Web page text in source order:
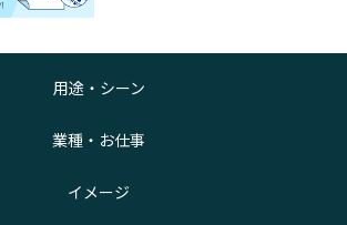
用途・シーン
業種・お仕事
イメージ